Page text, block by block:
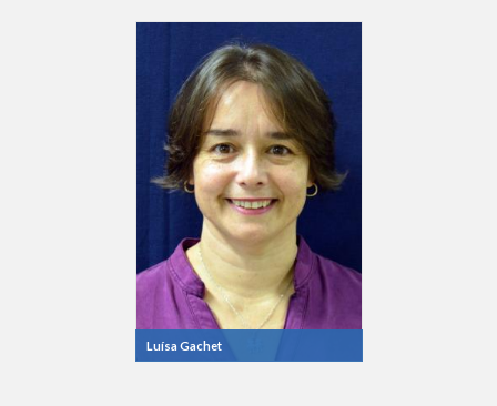
Luísa Gachet